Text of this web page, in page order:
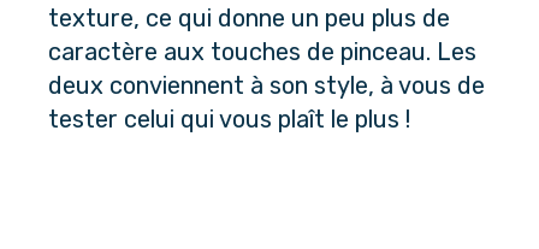
texture, ce qui donne un peu plus de
caractère aux touches de pinceau. Les
deux conviennent à son style, à vous de
tester celui qui vous plaît le plus !